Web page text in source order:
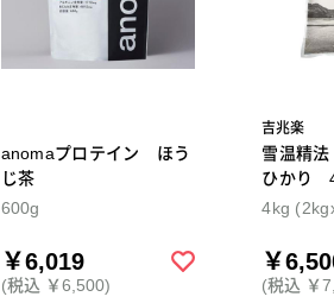
anomaプロテイン ほう
じ茶
600g
￥6,019
(税込 ￥6,500)
吉兆楽
雪温精
ひかり
4kg
￥
(税込 ￥